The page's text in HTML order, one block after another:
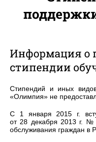
Информация о
стипендии
Стипендий и иных
«Олимпия» не
С 1 января 2015 г.
от 28 декабря 2013 г. №
обслуживания граждан в